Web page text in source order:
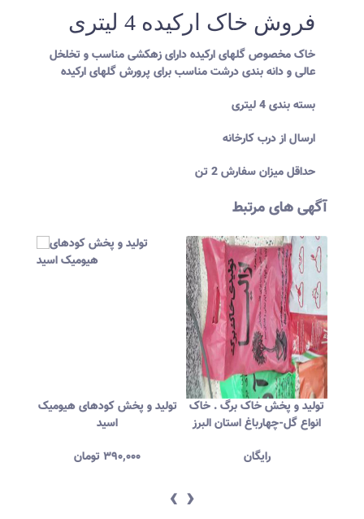
فروش خاک ارکیده 4 لیتری
خاک مخصوص گلهای ارکیده دارای زهکشی مناسب و تخلخل
عالی و دانه بندی درشت مناسب برای پرورش گلهای ارکیده
بسته بندی 4 لیتری
ارسال از درب کارخانه
حداقل میزان سفارش 2 تن
آگهی های مرتبط
تولید و پخش کودهای هیومیک
اسید
۳۹۰,۰۰۰تومان
تولید و پخش خاک برگ . خاک
انواع گل-چهارباغ استان البرز
رایگان
‹ ›